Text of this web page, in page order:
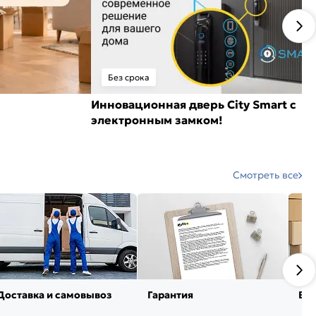
Без срока
Инновационная дверь City Smart с
электронным замком!
Смотреть все
и самовывоз Гарантия